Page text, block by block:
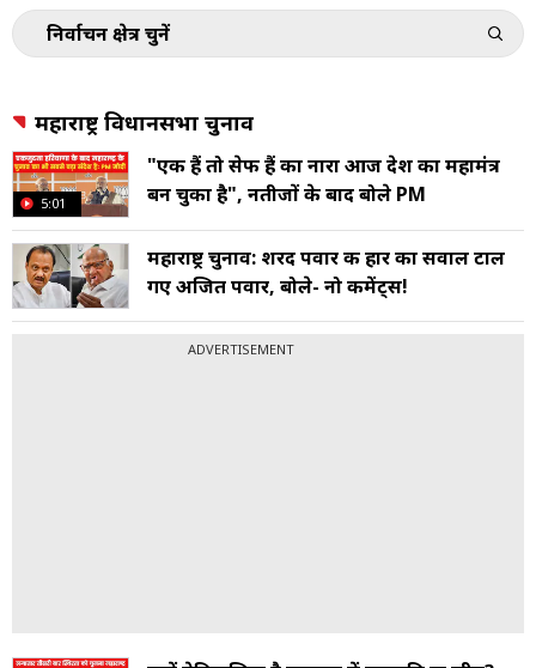
निर्वाचन क्षेत्र चुनें
महाराष्ट्र विधानसभा चुनाव
5:01
"एक हैं तो सेफ हैं का नारा आज देश का महामंत्र
बन चुका है", नतीजों के बाद बोले PM
महाराष्ट्र चुनाव: शरद पवार की हार का सवाल टाल
गए अजित पवार, बोले- नो कमेंट्स!
ADVERTISEMENT